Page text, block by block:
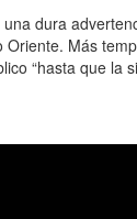
dura
Oriente. Más
“hasta que la